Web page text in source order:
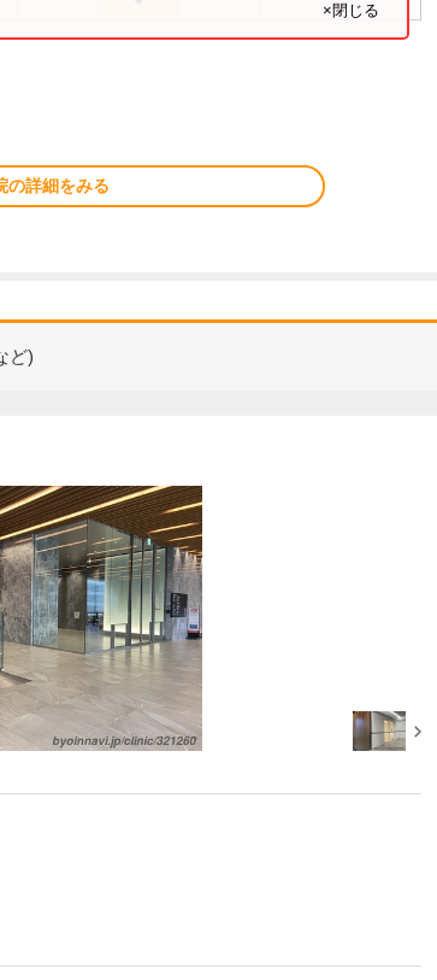
×閉じる
の詳細をみる
ど)